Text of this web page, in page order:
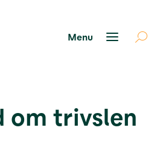
om trivslen